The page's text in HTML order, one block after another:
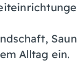
Alltag ein.